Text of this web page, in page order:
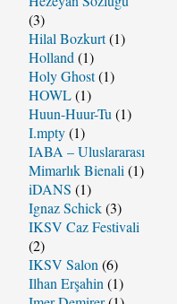
(3)
Hilal Bozkurt(1)
Holland (1)
Holy Ghost(1)
HOWL(1)
Huun-Huur-Tu (1)
I.mpty(1)
IABA – Uluslararası
Mimarlık Bienali (1)
iDANS (1)
Ignaz Schick(3)
IKSV Caz Festivali
(2)
IKSV Salon (6)
Ilhan Erşahin (1)